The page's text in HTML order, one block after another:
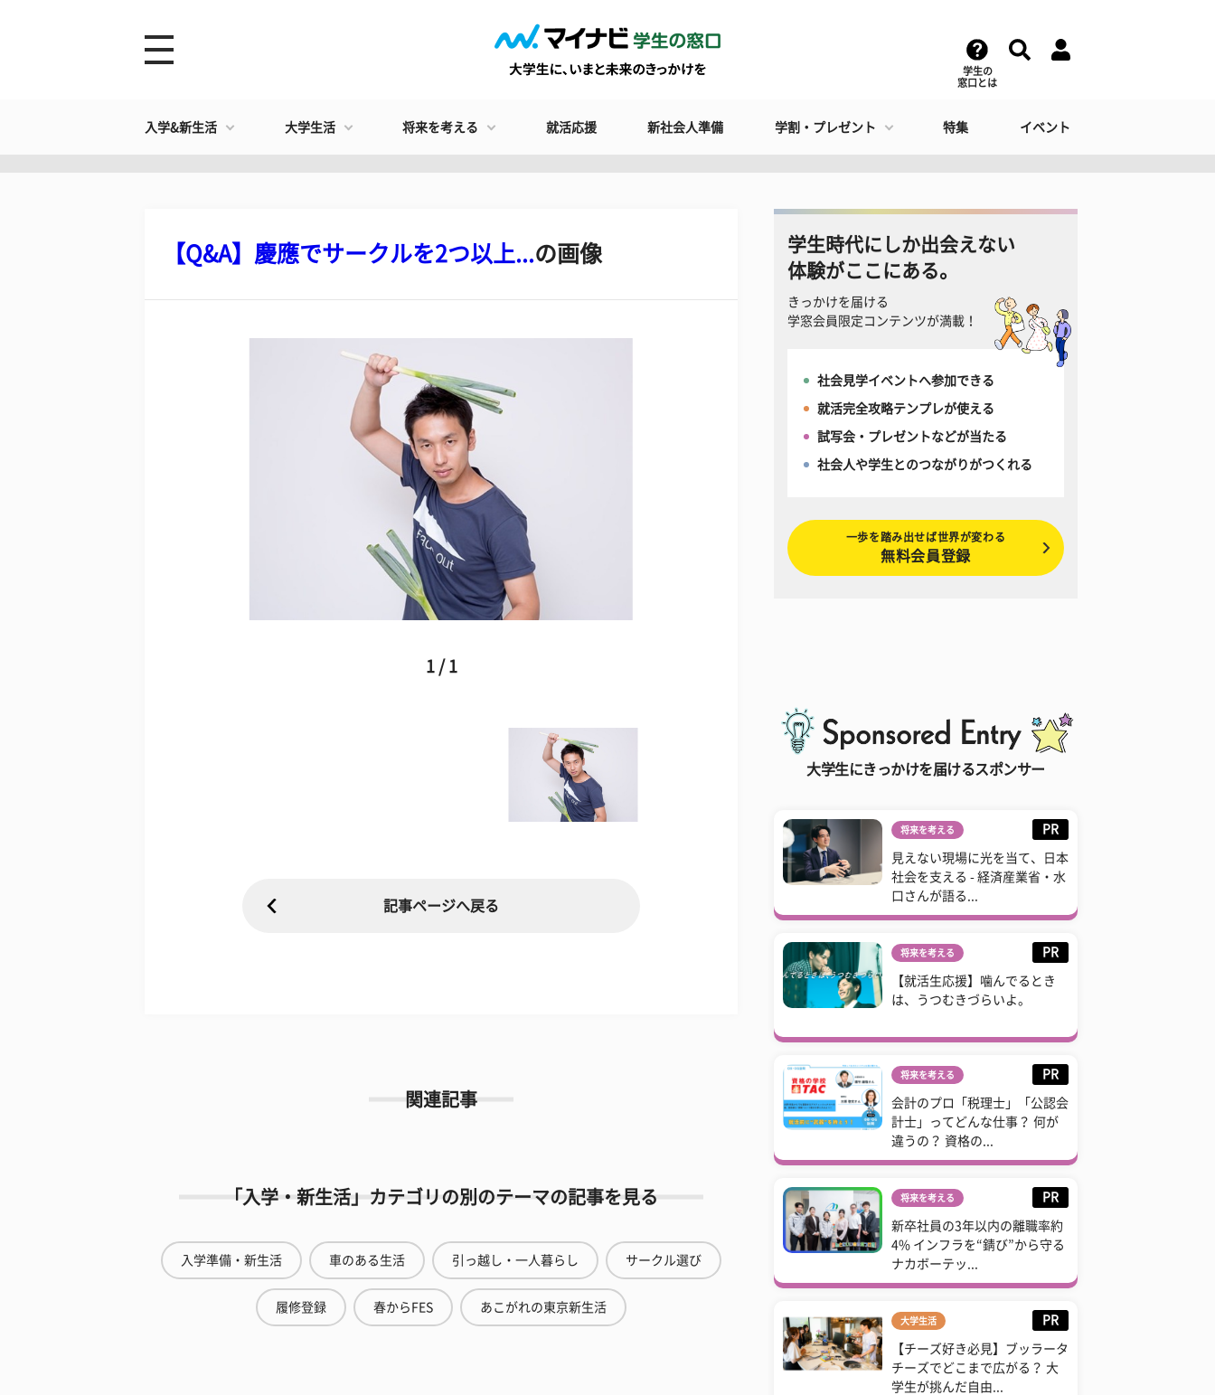
学生の
窓口とは
入学&新生活 大学生活 将来を考える 就活応援 新社会人準備 学割・プレゼント 特集 イベント
【Q&A】慶應でサークルを2つ以上...の画像
1 / 1
記事ページへ戻る
関連記事
「入学・新生活」カテゴリの別のテーマの記事を見る
入学準備・新生活 車のある生活 引っ越し・一人暮らし サークル選び
履修登録 春からFES あこがれの東京新生活
学生時代にしか出会えない
体験がここにある。
きっかけを届ける
学窓会員限定コンテンツが満載！
社会見学イベントへ参加できる
就活完全攻略テンプレが使える
試写会・プレゼントなどが当たる
社会人や学生とのつながりがつくれる
一歩を踏み出せば世界が変わる
無料会員登録
大学生にきっかけを届けるスポンサー
将来を考える PR
見えない現場に光を当て、日本
社会を支える - 経済産業省・水
口さんが語る...
将来を考える PR
【就活生応援】噛んでるとき
は、うつむきづらいよ。
将来を考える PR
会計のプロ「税理士」「公認会
計士」ってどんな仕事？ 何が
違うの？ 資格の...
将来を考える PR
新卒社員の3年以内の離職率約
4% インフラを“錆び”から守る
ナカボーテッ...
大学生活 PR
【チーズ好き必見】ブッラータ
チーズでどこまで広がる？ 大
学生が挑んだ自由...